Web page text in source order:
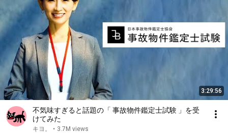
3:29:56
不気味すぎると話題の「 事故物件鑑定士試験 」を受
けてみた
キヨ。 • 3.7M views